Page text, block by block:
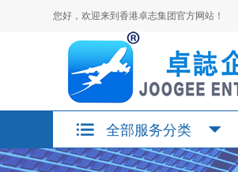
您好，欢迎来到香港卓志集团官方网站！
全部服务分类